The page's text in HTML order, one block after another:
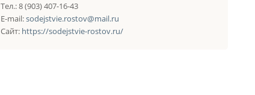
Тел.: 8 (903) 407-16-43
E-mail:sodejstvie.rostov@mail.ru
Сайт: https://sodejstvie-rostov.ru/